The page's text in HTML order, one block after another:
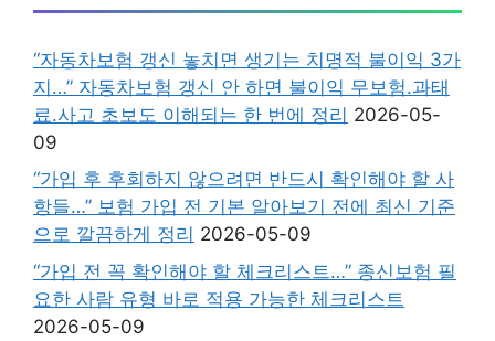
“자동차보험 갱신 놓치면 생기는 치명적 불이익 3가
지…” 자동차보험 갱신 안 하면 불이익 무보험.과태
료.사고 초보도 이해되는 한 번에 정리 2026-05-
09
“가입 후 후회하지 않으려면 반드시 확인해야 할 사
항들…” 보험 가입 전 기본 알아보기 전에 최신 기준
으로 깔끔하게 정리 2026-05-09
“가입 전 꼭 확인해야 할 체크리스트…” 종신보험 필
요한 사람 유형 바로 적용 가능한 체크리스트
2026-05-09